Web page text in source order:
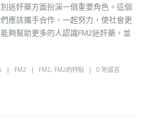
迷奸藥方面扮演一個重要角色。這個
應該攜手合作，一起努力，使社會更
夠幫助更多的人認識FM2迷奸藥，並
FM2 FM2, FM2的特點 0 則留言